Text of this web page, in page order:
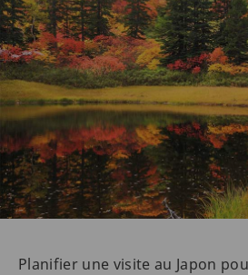
Planifier une visite au Japon